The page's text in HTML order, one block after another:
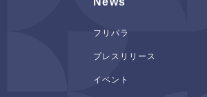
フリパラ
プレスリリース
イベント